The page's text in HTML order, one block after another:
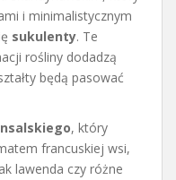
i minimalistycznym
sukulenty. Te
rośliny dodadzą
będą pasować
, który
francuskiej wsi,
lawenda czy różne